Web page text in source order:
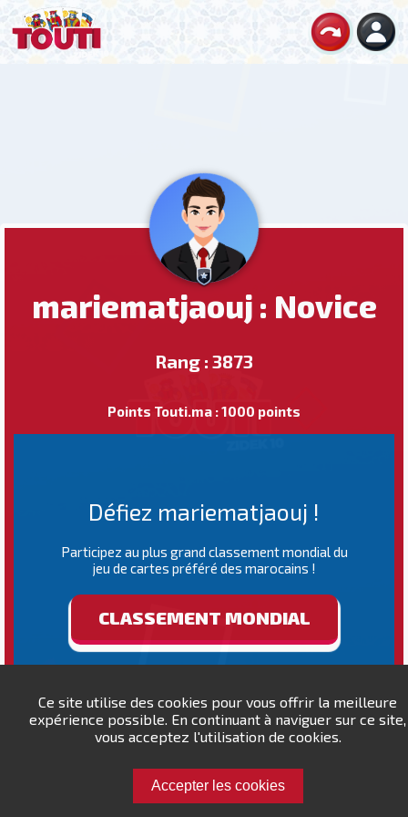
Ce site utilise des cookies pour vous offrir la meilleure
expérience possible. En continuant à naviguer sur ce site,
vous acceptez l'utilisation de cookies.
Accepter les cookies
mariematjaouj : Novice
Rang : 3873
Points Touti.ma : 1000 points
Défiez mariematjaouj !
Participez au plus grand classement mondial du
jeu de cartes préféré des marocains !
CLASSEMENT MONDIAL